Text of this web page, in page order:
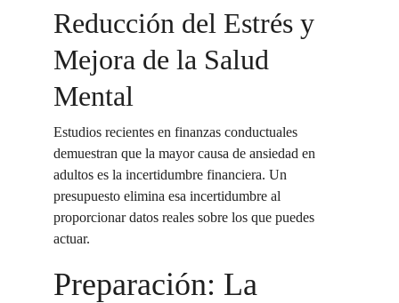
Reducción del Estrés y
Mejora de la Salud
Mental
Estudios recientes en finanzas conductuales
demuestran que la mayor causa de ansiedad en
adultos es la incertidumbre financiera. Un
presupuesto elimina esa incertidumbre al
proporcionar datos reales sobre los que puedes
actuar.
Preparación: La